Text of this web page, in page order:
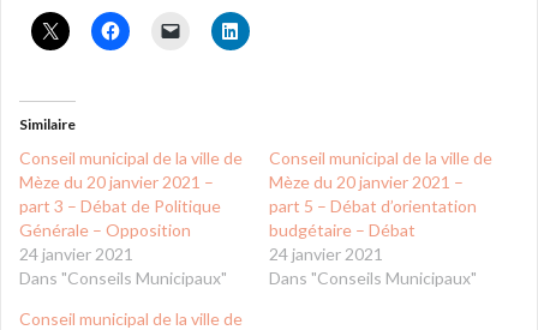
Similaire
Conseil municipal de la ville de
Mèze du 20 janvier 2021 –
part 3 – Débat de Politique
Générale – Opposition
24 janvier 2021
Dans "Conseils Municipaux"
Conseil municipal de la ville de
Mèze du 20 janvier 2021 –
part 5 – Débat d’orientation
budgétaire – Débat
24 janvier 2021
Dans "Conseils Municipaux"
Conseil municipal de la ville de